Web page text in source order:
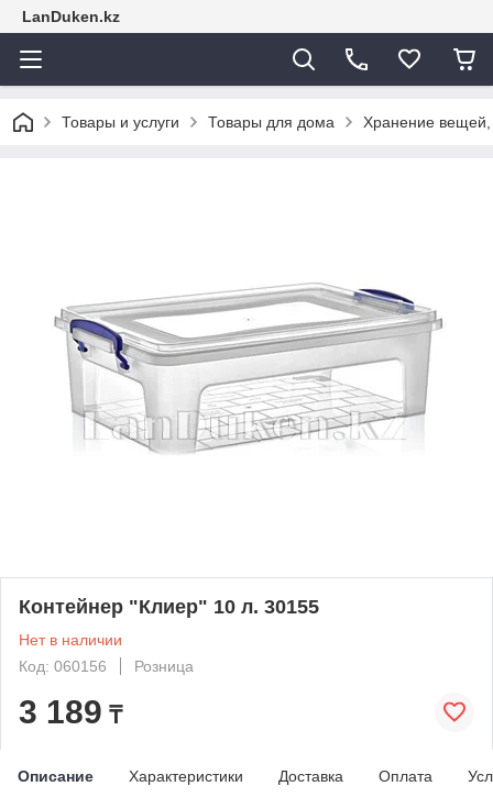
LanDuken.kz
Товары и услуги Товары для дома Хранение вещей,
Контейнер "Клиер" 10 л. 30155
Нет в наличии
Код: 060156
Розница
3 189 ₸
Описание Характеристики Доставка Оплата